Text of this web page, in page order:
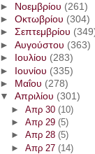
► Νοεμβρίου (261)
► Οκτωβρίου (304)
► Σεπτεμβρίου
► Αυγούστου (363)
►
Ιουλίου (283)
► Ιουνίου (335)
►
Μαΐου (278)
▼ Απριλίου (301)
► Απρ 30 (10)
► Απρ 29 (5)
► Απρ 28 (5)
► Απρ 27 (14)